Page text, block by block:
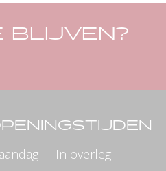
BLIJVEN?
In overleg